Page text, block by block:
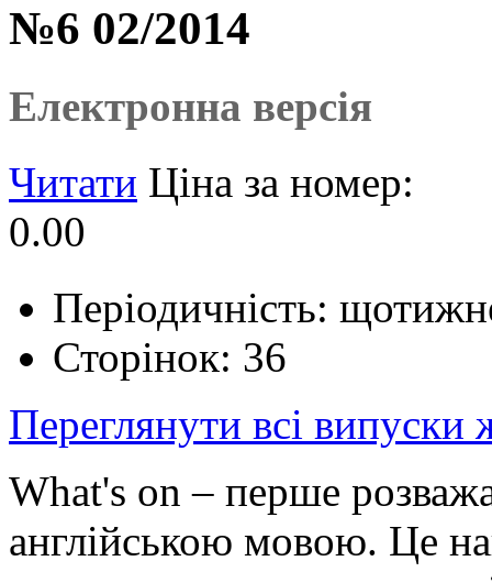
№6 02/2014
Електронна версія
Читати Ціна за номер:
0.00
Періодичність:
Сторінок: 36
Переглянути всі випуски
What's on – перше
англійською мовою. Це